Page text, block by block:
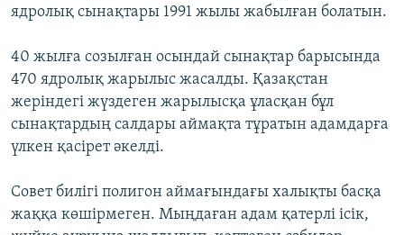
ядролық сынақтары 1991 жылы жабылған болатын.
40 жылға созылған осындай сынақтар барысында
470 ядролық жарылыс жасалды. Қазақстан
жеріндегі жүздеген жарылысқа ұласқан бұл
сынақтардың салдары аймақта тұратын адамдарға
үлкен қасірет әкелді.
Совет билігі полигон аймағындағы халықты басқа
жаққа көшірмеген. Мыңдаған адам қатерлі ісік,